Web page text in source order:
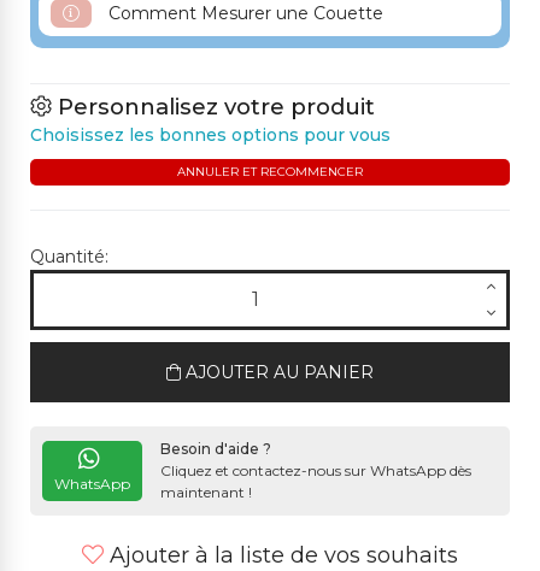
OYEN
Comment Mesurer une Couette
Personnalisez votre produit
Choisissez les bonnes options pour vous
ANNULER ET RECOMMENCER
Quantité:
AJOUTER AU PANIER
WhatsApp
Besoin d'aide ?
Cliquez et contactez-nous sur WhatsApp dès
maintenant !
Ajouter à la liste de vos souhaits